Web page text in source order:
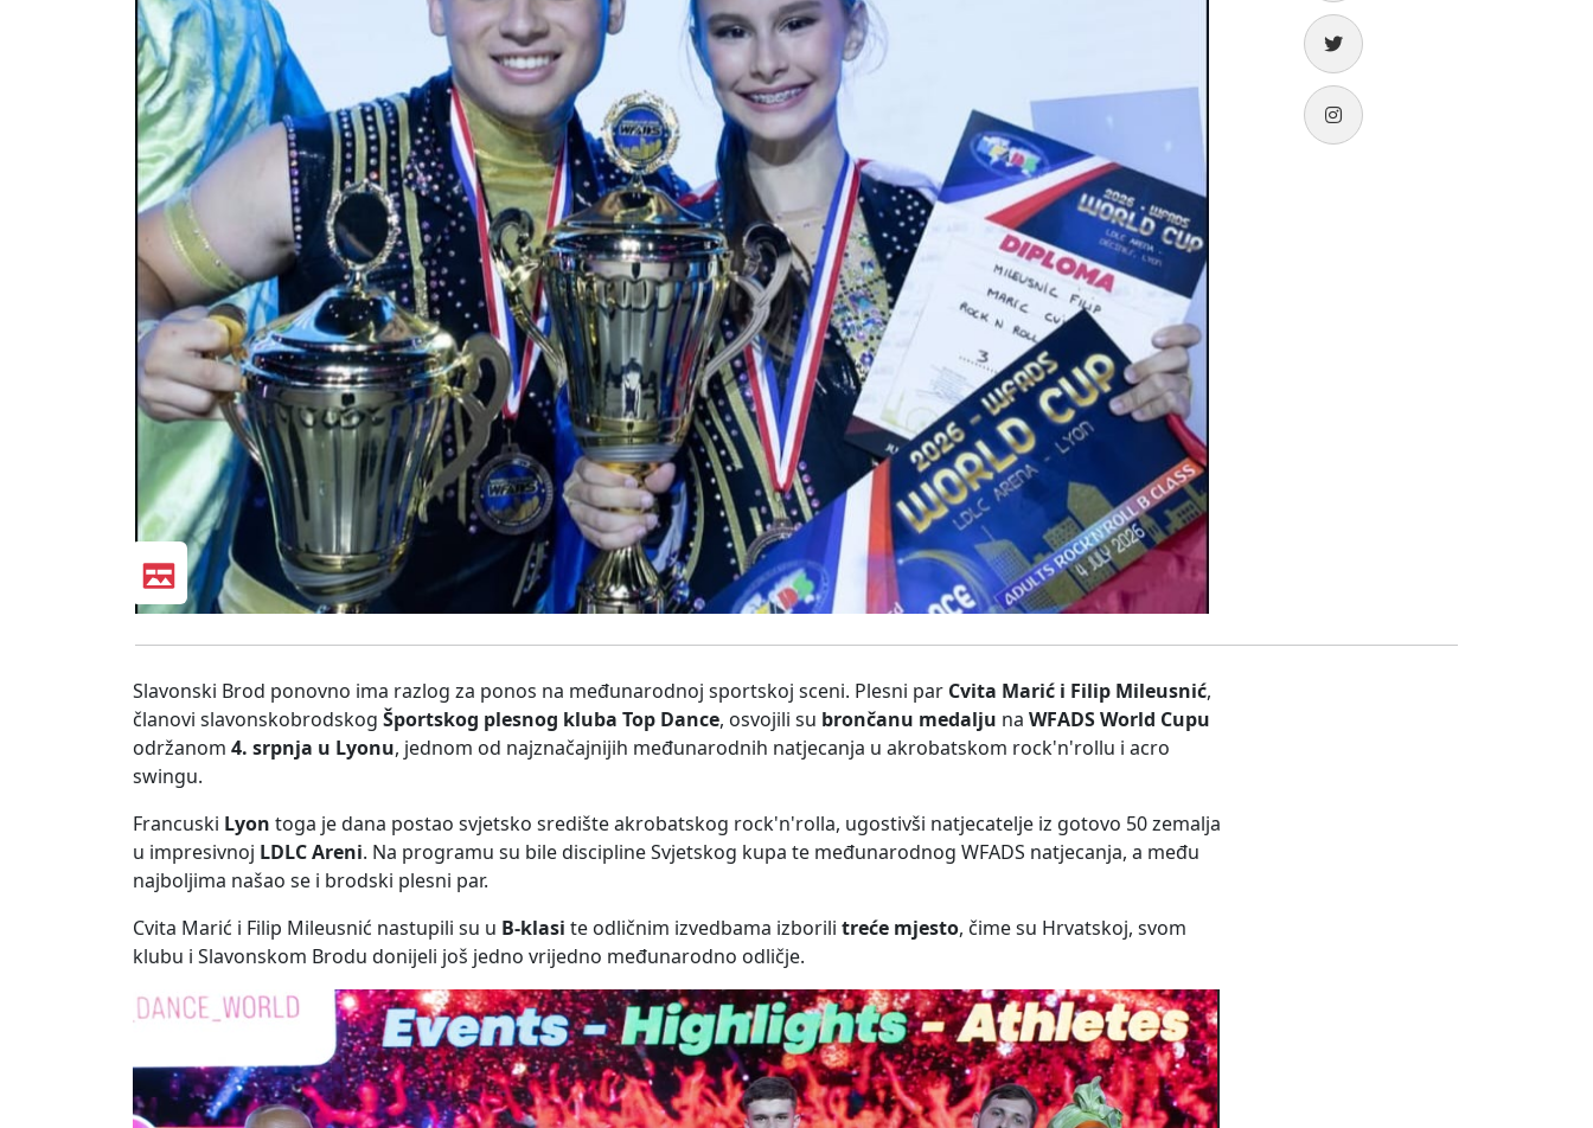
Slavonski Brod ponovno ima razlog za ponos na međunarodnoj sportskoj sceni. Plesni par Cvita Marić i Filip Mileusnić,
članovi slavonskobrodskog Športskog plesnog kluba Top Dance, osvojili su brončanu medalju na WFADS World Cupu
održanom 4. srpnja u Lyonu, jednom od najznačajnijih međunarodnih natjecanja u akrobatskom rock'n'rollu i acro
swingu.
Francuski Lyon toga je dana postao svjetsko središte akrobatskog rock'n'rolla, ugostivši natjecatelje iz gotovo 50 zemalja
u impresivnoj LDLC Areni. Na programu su bile discipline Svjetskog kupa te međunarodnog WFADS natjecanja, a među
najboljima našao se i brodski plesni par.
Cvita Marić i Filip Mileusnić nastupili su u B-klasi te odličnim izvedbama izborili treće mjesto, čime su Hrvatskoj, svom
klubu i Slavonskom Brodu donijeli još jedno vrijedno međunarodno odličje.